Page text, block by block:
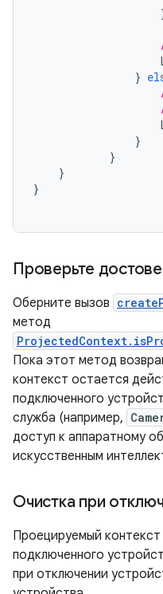
}
}
}
}
}
Проверьте
Оберните вызов
метод
Пока этот метод
контекст остается
подключенного
служба (например,
доступ к аппаратному
искусственным
Очистка при
Проецируемый контекст
подключенного
при отключении